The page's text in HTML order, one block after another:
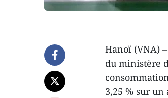
Hanoï (VNA)
du ministère
3,25 % sur un